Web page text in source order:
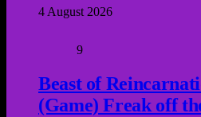
4 August 2026
9
Beast of
(Game) Freak off